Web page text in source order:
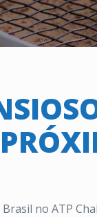
no ATP